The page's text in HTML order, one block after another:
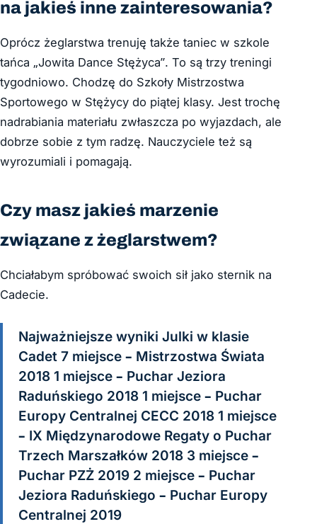
na jakieś inne zainteresowania?
Oprócz żeglarstwa trenuję także taniec w szkole
tańca „Jowita Dance Stężyca”. To są trzy treningi
tygodniowo. Chodzę do Szkoły Mistrzostwa
Sportowego w Stężycy do piątej klasy. Jest trochę
nadrabiania materiału zwłaszcza po wyjazdach, ale
dobrze sobie z tym radzę. Nauczyciele też są
wyrozumiali i pomagają.
Czy masz jakieś marzenie
związane z żeglarstwem?
Chciałabym spróbować swoich sił jako sternik na
Cadecie.
Najważniejsze wyniki Julki w klasie
Cadet 7 miejsce – Mistrzostwa Świata
2018 1 miejsce – Puchar Jeziora
Raduńskiego 2018 1 miejsce – Puchar
Europy Centralnej CECC 2018 1 miejsce
– IX Międzynarodowe Regaty o Puchar
Trzech Marszałków 2018 3 miejsce –
Puchar PZŻ 2019 2 miejsce – Puchar
Jeziora Raduńskiego – Puchar Europy
Centralnej 2019